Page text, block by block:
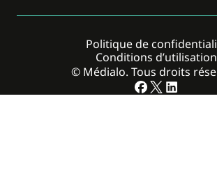
© Médialo. Tous droits
Politique de
Conditions d’utilisation